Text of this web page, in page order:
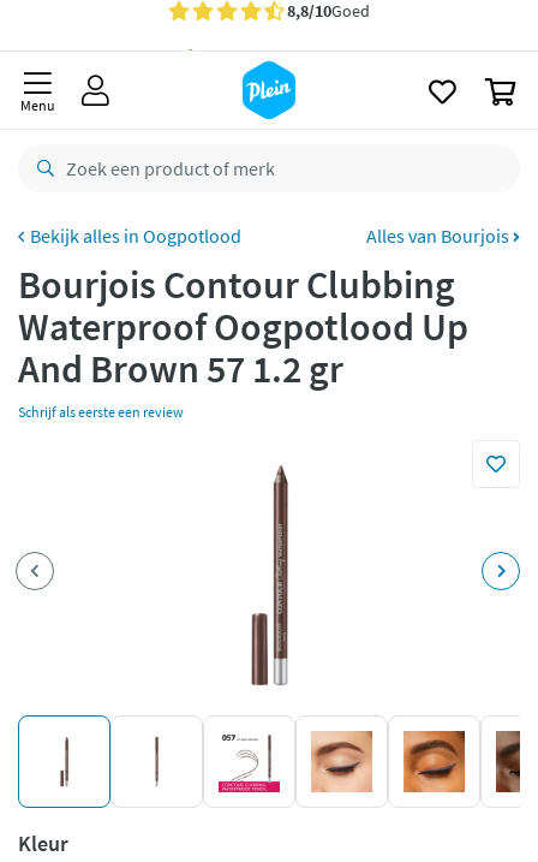
Gratisbezorging vanaf 35,- *
besteld,maandag
retourneren
CO2 neutraal
Betaal met Klarna
Menu
Oogpotlood Alles van Bourjois
Bourjois Contour Clubbing
Waterproof Oogpotlood Up
And Brown 57 1.2 gr
Schrijf als eerste een review
Kleur